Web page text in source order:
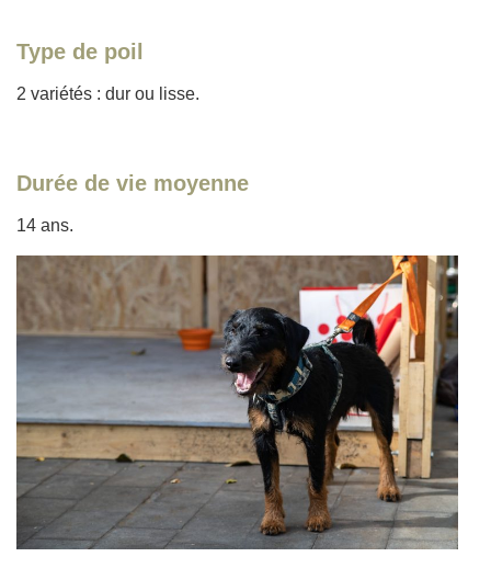
Type de poil
2 variétés : dur ou lisse.
Durée de vie moyenne
14 ans.